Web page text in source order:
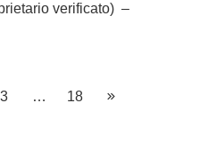
verificato) –
3 … 18